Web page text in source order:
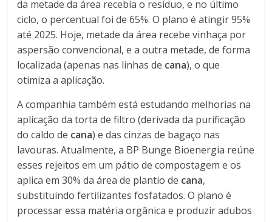
da metade da área recebia o resíduo, e no último
ciclo, o percentual foi de 65%. O plano é atingir 95%
até 2025. Hoje, metade da área recebe vinhaça por
aspersão convencional, e a outra metade, de forma
localizada (apenas nas linhas de cana), o que
otimiza a aplicação.
A companhia também está estudando melhorias na
aplicação da torta de filtro (derivada da purificação
do caldo de cana) e das cinzas de bagaço nas
lavouras. Atualmente, a BP Bunge Bioenergia reúne
esses rejeitos em um pátio de compostagem e os
aplica em 30% da área de plantio de cana,
substituindo fertilizantes fosfatados. O plano é
processar essa matéria orgânica e produzir adubos